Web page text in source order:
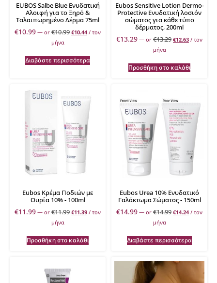
EUBOS Salbe Blue Ενυδατική
Αλοιφή για το Ξηρό &
Ταλαιπωρημένο Δέρμα 75ml
€10.99 — or €10.99 €10.44 / τον
μήνα
Διαβάστε περισσότερα
Eubos Sensitive Lotion Dermo-
Protective Ενυδατική λοσιόν
σώματος για κάθε τύπο
δέρματος, 200ml
€13.29 — or €13.29 €12.63 / τον
μήνα
Προσθήκη στο καλάθι
Eubos Κρέμα Ποδιών με
Ουρία 10% - 100ml
€11.99 — or €11.99 €11.39 / τον
μήνα
Προσθήκη στο καλάθι
Eubos Urea 10% Ενυδατικό
Γαλάκτωμα Σώματος - 150ml
€14.99 — or €14.99 €14.24 / τον
μήνα
Διαβάστε περισσότερα